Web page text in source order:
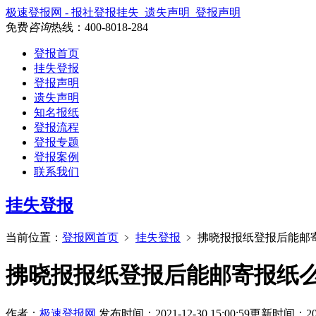
极速登报网 - 报社登报挂失_遗失声明_登报声明
免费咨询热线： 400-8018-284
登报首页
挂失登报
登报声明
遗失声明
知名报纸
登报流程
登报专题
登报案例
联系我们
挂失登报
当前位置： 登报网首页 ﹥ 挂失登报 ﹥ 拂晓报报纸登报后能邮
拂晓报报纸登报后能邮寄报纸
作者： 极速登报网 发布时间：2021-12-30 15:00:59更新时间：